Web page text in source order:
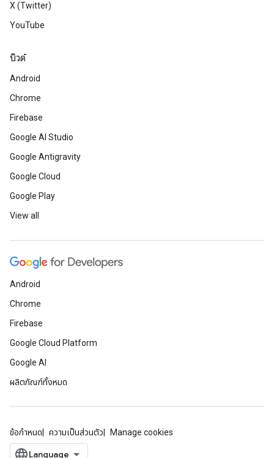
X (Twitter)
YouTube
บิวด์
Android
Chrome
Firebase
Google AI Studio
Google Antigravity
Google Cloud
Google Play
View all
Android
Chrome
Firebase
Google Cloud Platform
Google AI
ผลิตภัณฑ์ทั้งหมด
ข้อกำหนด ความเป็นส่วนตัว Manage cookies